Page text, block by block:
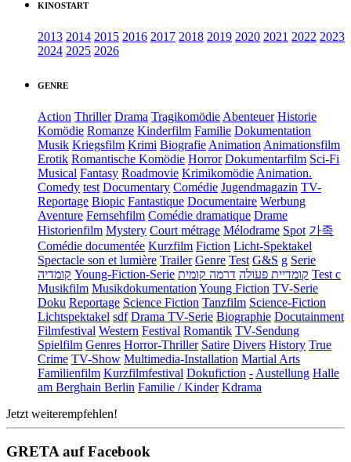
KINOSTART
2013 2014 2015 2016 2017 2018 2019 2020 2021 2022 2023
2024 2025 2026
GENRE
Action Thriller Drama Tragikomödie Abenteuer Historie
Komödie Romanze Kinderfilm Familie Dokumentation
Musik Kriegsfilm Krimi Biografie Animation Animationsfilm
Erotik Romantische Komödie Horror Dokumentarfilm Sci-Fi
Musical Fantasy Roadmovie Krimikomödie Animation.
Comedy test Documentary Comédie Jugendmagazin TV-
Reportage Biopic Fantastique Documentaire Werbung
Aventure Fernsehfilm Comédie dramatique Drame
Historienfilm Mystery Court métrage Mélodrame Spot 가족
Comédie documentée Kurzfilm Fiction Licht-Spektakel
Spectacle son et lumière Trailer Genre Test G&S g Serie
קומדיה Young-Fiction-Serie קומדיית פעולה דרמה קומית
Test c
Musikfilm Musikdokumentation Young Fiction TV-Serie
Doku Reportage Science Fiction Tanzfilm Science-Fiction
Lichtspektakel sdf Drama TV-Serie Biographie Docutainment
Filmfestival Western Festival Romantik TV-Sendung
Spielfilm Genres Horror-Thriller Satire Divers History True
Crime TV-Show Multimedia-Installation Martial Arts
Familienfilm Kurzfilmfestival Dokufiction - Austellung Halle
am Berghain Berlin Familie / Kinder Kdrama
Jetzt weiterempfehlen!
GRETA auf Facebook